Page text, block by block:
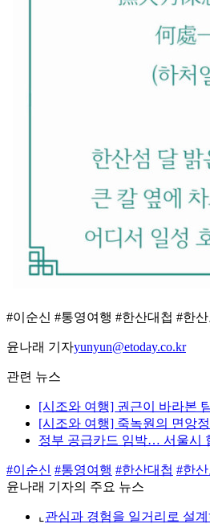
#이순신 #통영여행 #한산대첩 #한산
윤나래 기자yunyun@etoday.co.kr
관련 뉴스
[시조와 여행] 권근이 바라본
[시조와 여행] 죽녹원의 면앙
정부 공급카드 임박… 서울시
#이순신 #통영여행 #한산대첩 #한산
윤나래 기자의 주요 뉴스
⌞ 관심과 경험을 일거리로 설